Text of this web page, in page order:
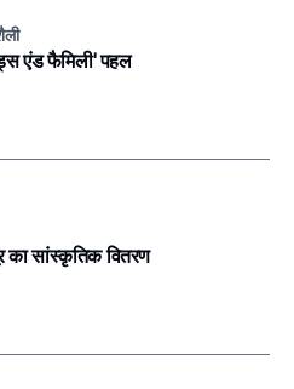
एंड फैमिली' पहल
का सांस्कृतिक वितरण